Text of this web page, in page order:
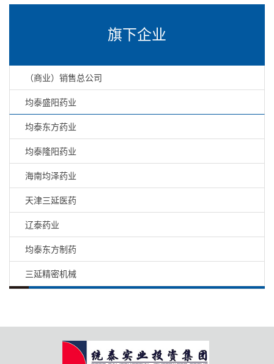
旗下企业
（商业）销售总公司
均泰盛阳药业
均泰东方药业
均泰隆阳药业
海南均泽药业
天津三延医药
辽泰药业
均泰东方制药
三延精密机械